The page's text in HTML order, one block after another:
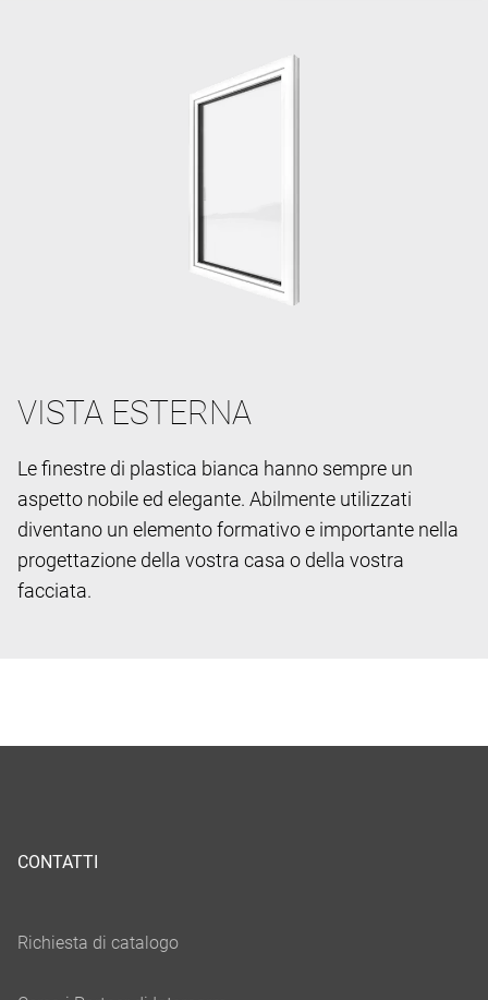
VISTA ESTERNA
Le finestre di plastica bianca hanno sempre un
aspetto nobile ed elegante. Abilmente utilizzati
diventano un elemento formativo e importante nella
progettazione della vostra casa o della vostra
facciata.
CONTATTI